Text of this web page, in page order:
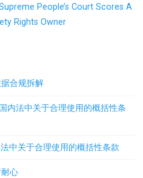
People’s Court Scores A
Rights Owner
合规拆解
内法中关于合理使用的概括性条
中关于合理使用的概括性条款
心